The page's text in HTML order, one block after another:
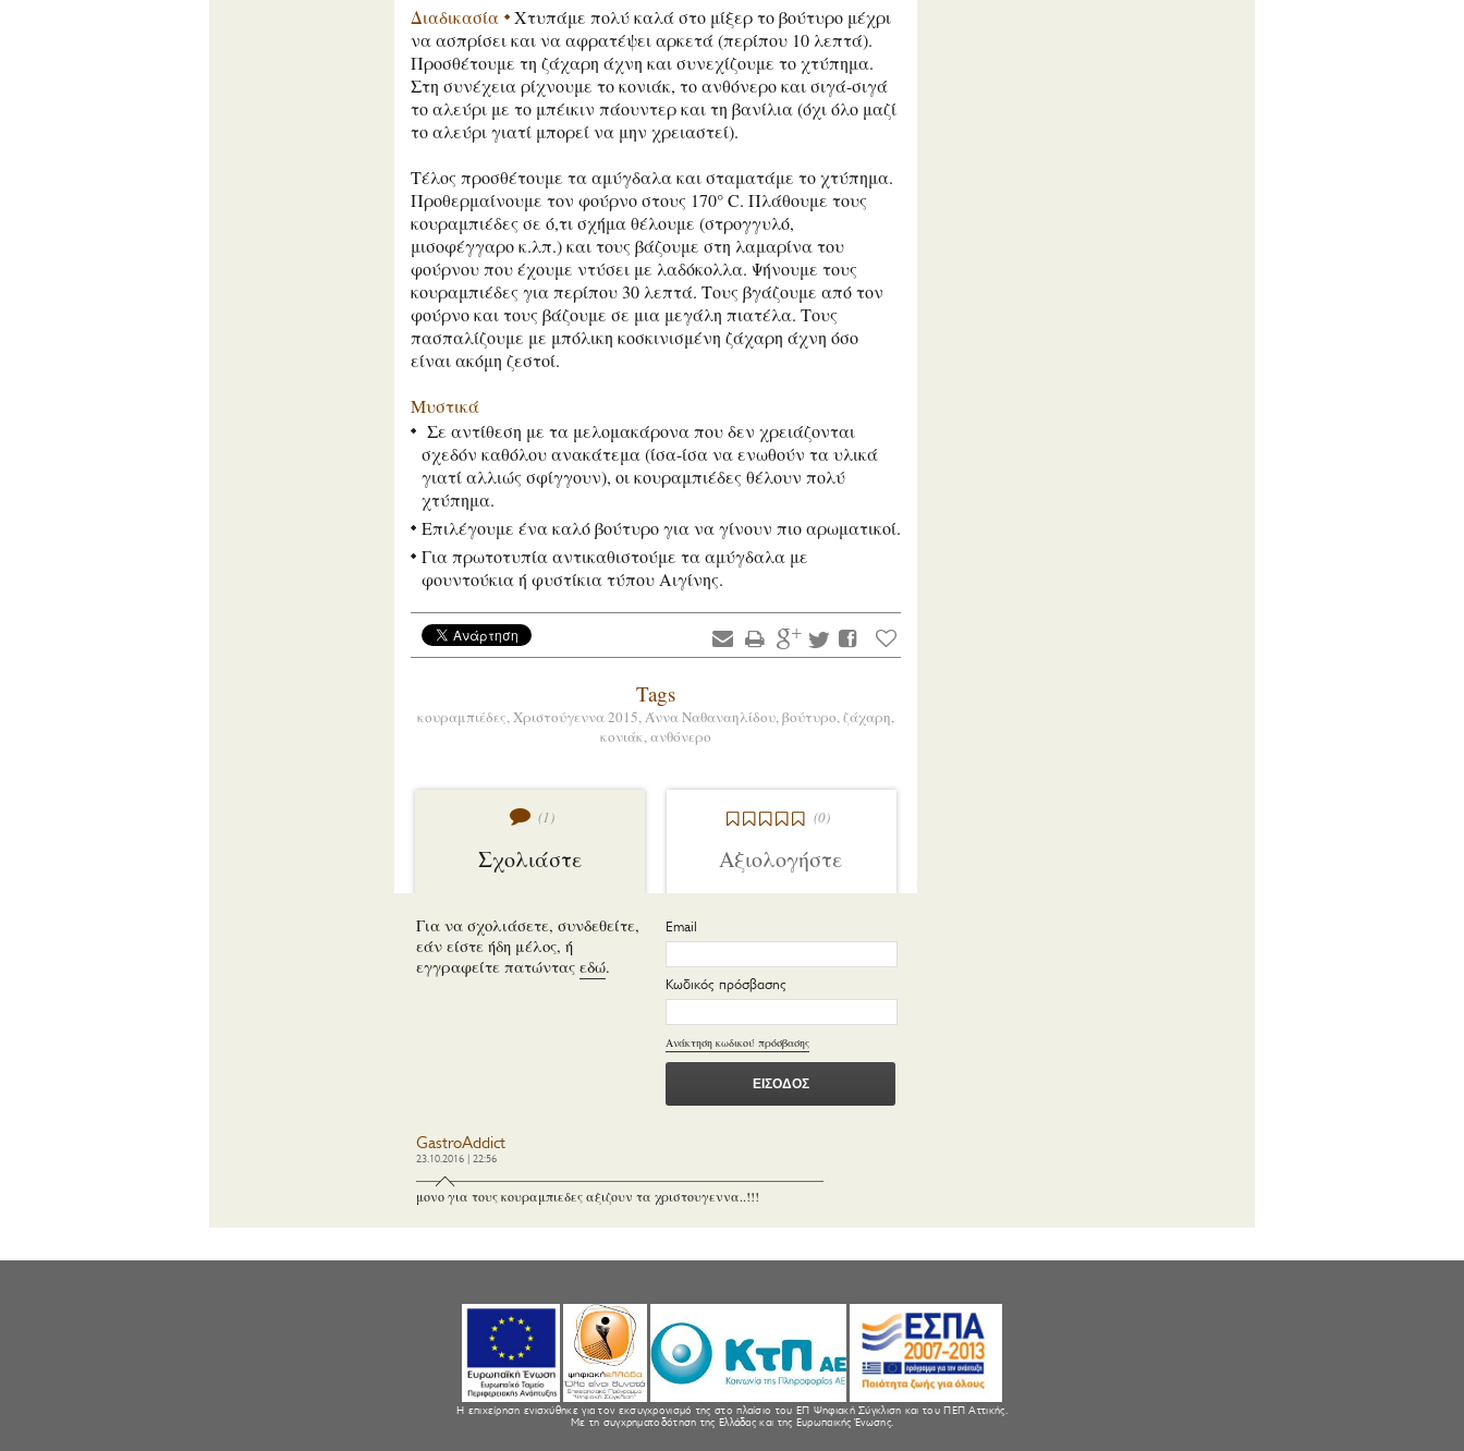
Διαδικασία
Χτυπάμε πολύ καλά στο μίξερ το βούτυρο μέχρι
να ασπρίσει και να αφρατέψει αρκετά (περίπου 10 λεπτά).
Προσθέτουμε τη ζάχαρη άχνη και συνεχίζουμε το χτύπημα.
Στη συνέχεια ρίχνουμε το κονιάκ, το ανθόνερο και σιγά-σιγά
το αλεύρι με το μπέικιν πάουντερ και τη βανίλια (όχι όλο μαζί
το αλεύρι γιατί μπορεί να μην χρειαστεί).
Τέλος προσθέτουμε τα αμύγδαλα και σταματάμε το χτύπημα.
Προθερμαίνουμε τον φούρνο στους 170° C. Πλάθουμε τους
κουραμπιέδες σε ό,τι σχήμα θέλουμε (στρογγυλό,
μισοφέγγαρο κ.λπ.) και τους βάζουμε στη λαμαρίνα του
φούρνου που έχουμε ντύσει με λαδόκολλα. Ψήνουμε τους
κουραμπιέδες για περίπου 30 λεπτά. Τους βγάζουμε από τον
φούρνο και τους βάζουμε σε μια μεγάλη πιατέλα. Τους
πασπαλίζουμε με μπόλικη κοσκινισμένη ζάχαρη άχνη όσο
είναι ακόμη ζεστοί.
Μυστικά
Σε αντίθεση με τα μελομακάρονα που δεν χρειάζονται
σχεδόν καθόλου ανακάτεμα (ίσα-ίσα να ενωθούν τα υλικά
γιατί αλλιώς σφίγγουν), οι κουραμπιέδες θέλουν πολύ
χτύπημα.
Επιλέγουμε ένα καλό βούτυρο για να γίνουν πιο αρωματικοί.
Για πρωτοτυπία αντικαθιστούμε τα αμύγδαλα με
φουντούκια ή φυστίκια τύπου Αιγίνης.
Tags
κουραμπιέδες,Χριστούγεννα 2015,Άννα Ναθαναηλίδου,βούτυρο,ζάχαρη,
κονιάκ,ανθόνερο
(1)
Σχολιάστε
(0)
Αξιολογήστε
Για να σχολιάσετε, συνδεθείτε,
εάν είστε ήδη μέλος, ή
εγγραφείτε πατώντας εδώ.
Email
Κωδικός πρόσβασης
Ανάκτηση κωδικού πρόσβασης
GastroAddict
23.10.2016 | 22:56
μονο για τους κουραμπιεδες αξιζουν τα χριστουγεννα..!!!
Η επιχείρηση ενισχύθηκε για τον εκσυγχρονισμό της στο πλαίσιο του ΕΠ Ψηφιακή Σύγκλιση και του ΠΕΠ Αττικής.
Με τη συγχρηματοδότηση της Ελλάδας και της Ευρωπαικής Ένωσης.